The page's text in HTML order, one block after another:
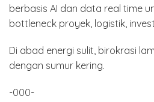
berbasis AI dan data real time
bottleneck proyek, logistik,
Di abad energi sulit, birokrasi
dengan sumur kering.
-000-